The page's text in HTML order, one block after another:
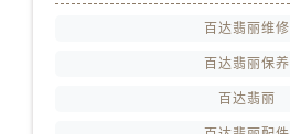
百达翡丽维修
百达翡丽保养
百达翡丽